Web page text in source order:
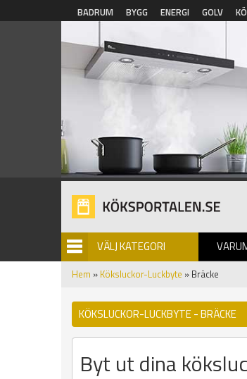
Hoppa till huvudinnehåll
BADRUM BYGG ENERGI GOLV
VÄLJ KATEGORI
Hem » Köksluckor-Luckbyte » Bräcke
KÖKSLUCKOR-LUCKBYTE - BRÄCKE
Byt ut dina